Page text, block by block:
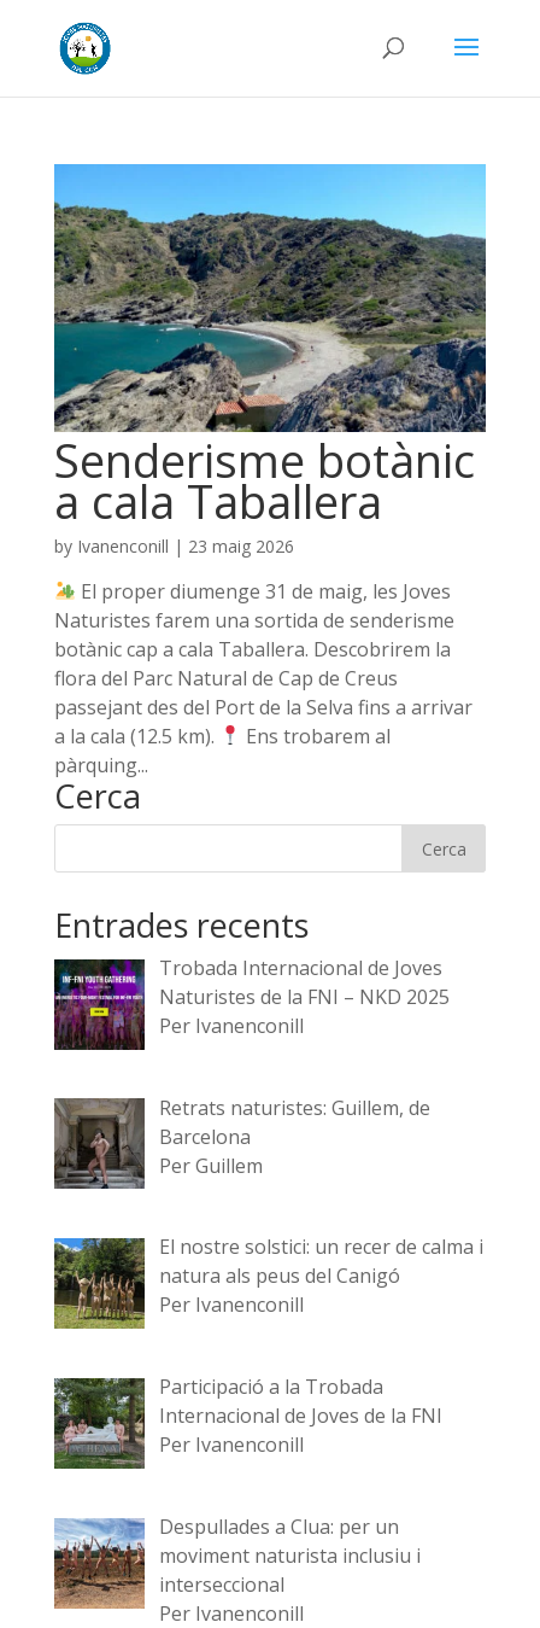
Senderisme botànic
a cala Taballera
by Ivanenconill | 23 maig 2026
El proper diumenge 31 de maig, les Joves
Naturistes farem una sortida de senderisme
botànic cap a cala Taballera. Descobrirem la
flora del Parc Natural de Cap de Creus
passejant des del Port de la Selva fins a arrivar
a la cala (12.5 km).
Ens trobarem al
pàrquing...
Cerca
Entrades recents
Trobada Internacional de Joves
Naturistes de la FNI – NKD 2025
Per Ivanenconill
Retrats naturistes: Guillem, de
Barcelona
Per Guillem
El nostre solstici: un recer de calma i
natura als peus del Canigó
Per Ivanenconill
Participació a la Trobada
Internacional de Joves de la FNI
Per Ivanenconill
Despullades a Clua: per un
moviment naturista inclusiu i
interseccional
Per Ivanenconill